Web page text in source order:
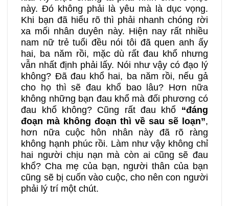
này. Đó không phải là yêu mà là dục vọng.
Khi bạn đã hiểu rõ thì phải nhanh chóng rời
xa mối nhân duyên này. Hiện nay rất nhiều
nam nữ trẻ tuổi đều nói tôi đã quen anh ấy
hai, ba năm rồi, mặc dù rất đau khổ nhưng
vẫn nhất định phải lấy. Nói như vậy có đạo lý
không? Đã đau khổ hai, ba năm rồi, nếu gả
cho họ thì sẽ đau khổ bao lâu? Hơn nữa
không những bạn đau khổ mà đối phương có
đau khổ không? Cũng rất đau khổ “đáng
đoạn mà không đoạn thì về sau sẽ loạn”,
hơn nữa cuộc hôn nhân này đã rõ ràng
không hạnh phúc rồi. Làm như vậy không chỉ
hai người chịu nạn mà còn ai cũng sẽ đau
khổ? Cha mẹ của bạn, người thân của bạn
cũng sẽ bị cuốn vào cuộc, cho nên con người
phải lý trí một chút.